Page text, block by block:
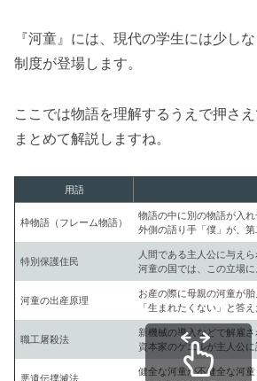
『河童』には、現代の学生には少し
制度が登場します。
ここでは物語を理解するうえで押さえ
まとめて解説しますね。
用語
枠物語（フレーム物語）
物語の中に別の物語が入れ
外側の語り手「僕」が、
特別保護住民
人間である主人公に与えら
河童の国では、この立場
河童の出産原理
お産の際に母親の河童が
「生まれたくない」と答
職工屠殺法
新機械の導入などで解雇
資本家のゲエルが主人公に
悪遺伝撲滅法
健全な河童が不健全な河